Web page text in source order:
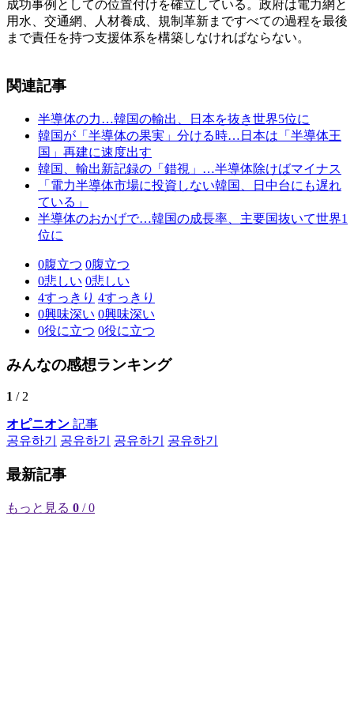
成功事例としての位置付けを確立している。政府は電力網と
用水、交通網、人材養成、規制革新まですべての過程を最後
まで責任を持つ支援体系を構築しなければならない。
関連記事
半導体の力…韓国の輸出、日本を抜き世界5位に
韓国が「半導体の果実」分ける時…日本は「半導体王
国」再建に速度出す
韓国、輸出新記録の「錯視」…半導体除けばマイナス
「電力半導体市場に投資しない韓国、日中台にも遅れ
ている」
半導体のおかげで…韓国の成長率、主要国抜いて世界1
位に
0腹立つ 0腹立つ
0悲しい 0悲しい
4すっきり 4すっきり
0興味深い 0興味深い
0役に立つ 0役に立つ
みんなの感想ランキング
1 / 2
オピニオン 記事
공유하기
공유하기 공유하기 공유하기
最新記事
もっと見る 0 / 0